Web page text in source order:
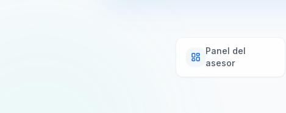
Panel del
asesor